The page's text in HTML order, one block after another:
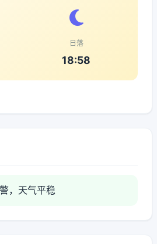
日落
18:58
，天气平稳